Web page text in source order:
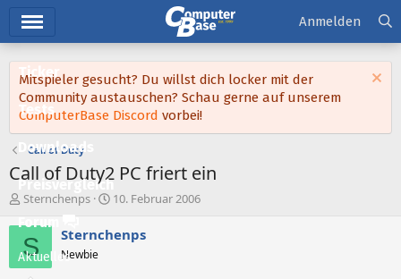
Ticker
Tests
Downloads
Preisvergleich
Forum
Aktuelles
Anmelden
Mitspieler gesucht? Du willst dich locker mit der
Community austauschen? Schau gerne auf unserem
ComputerBase Discord vorbei!
Call of Duty
Call of Duty2 PC friert ein
E
r
s
t
e
Sternchenps
E
s
10. Februar 2006
S Sternchenps
Newbie